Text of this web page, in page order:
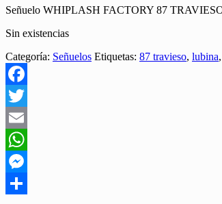
Señuelo WHIPLASH FACTORY 87
Sin existencias
Categoría: Señuelos Etiquetas: 87 travieso, lubina,
Facebook
Twitter
Email
WhatsApp
Messenger